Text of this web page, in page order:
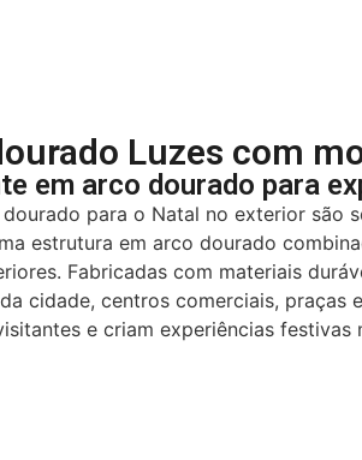
Luzes com
em arco dourado para
para o Natal no exterior
estrutura em arco dourado
Fabricadas com materiais
cidade, centros comerciais,
e criam experiências festivas